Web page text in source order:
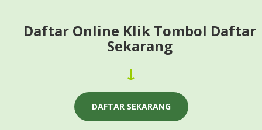
Daftar Online Klik Tombol Daftar
Sekarang
↓
DAFTAR SEKARANG